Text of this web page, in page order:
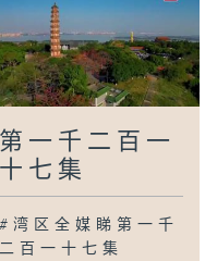
第一千二百一
十七集
#湾区全媒睇第一千
二百一十七集